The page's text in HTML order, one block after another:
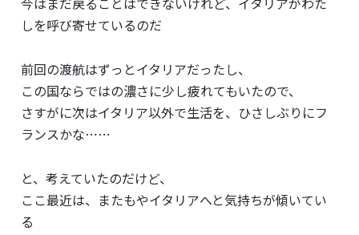
しを呼び寄せているのだ
前回の渡航はずっとイタリアだったし、
この国ならではの濃さに少し疲れてもいたので、
さすがに次はイタリア以外で生活を、ひさしぶりにフ
ランスかな⋯⋯
と、考えていたのだけど、
ここ最近は、またもやイタリアへと気持ちが傾いてい
る